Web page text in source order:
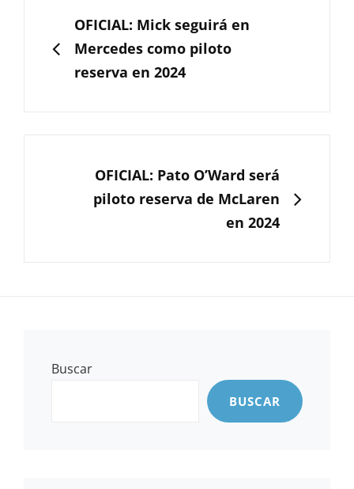
entradas
ANTERIOR
OFICIAL: Mick seguirá en
Mercedes como piloto
reserva en 2024
SIGUIENTE
OFICIAL: Pato O’Ward será
piloto reserva de McLaren
en 2024
Buscar
BUSCAR